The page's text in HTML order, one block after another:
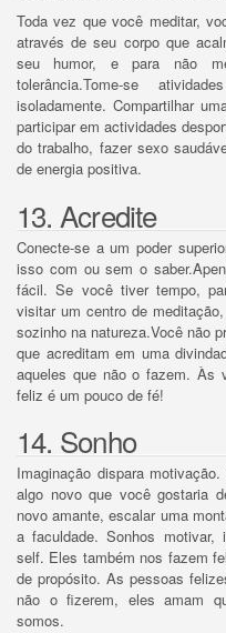
Toda vez que você meditar,
através de seu corpo que
seu humor, e para não
tolerância.Tome-se
isoladamente. Compartilhar
participar em actividades
do trabalho, fazer sexo
de energia positiva.
13. Acredite
Conecte-se a um poder
isso com ou sem o saber.
fácil.Se você tiver tempo,
visitar um centro de
sozinho na natureza.Você não
que acreditam em uma
aqueles que não o fazem.Às
feliz é um pouco de fé!
14. Sonho
Imaginação dispara motivação.
algo novo que você gostaria
novo amante, escalar uma
a faculdade.Sonhos motivar,
self. Eles também nos fazem
de propósito. As pessoas
não o fizerem, eles amam
somos.